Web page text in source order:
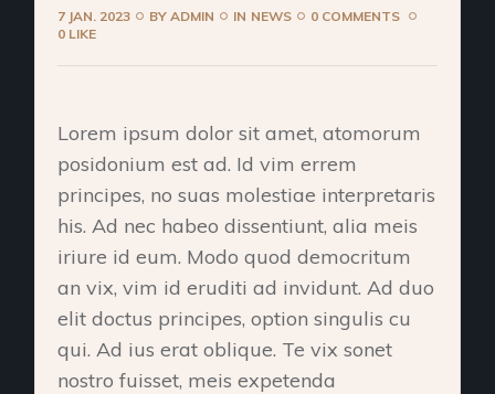
7 JAN. 2023 BYADMIN IN NEWS
0 COMMENTS
0 LIKE
Lorem ipsum dolor sit amet, atomorum
posidonium est ad. Id vim errem
principes, no suas molestiae interpretaris
his. Ad nec habeo dissentiunt, alia meis
iriure id eum. Modo quod democritum
an vix, vim id eruditi ad invidunt. Ad duo
elit doctus principes, option singulis cu
qui. Ad ius erat oblique. Te vix sonet
nostro fuisset, meis expetenda